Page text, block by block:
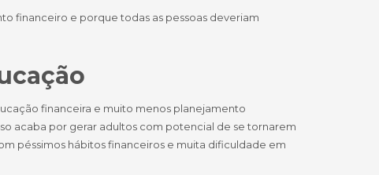
financeiro e porque todas as pessoas deveriam
financeira e muito menos planejamento
acaba por gerar adultos com potencial de se tornarem
péssimos hábitos financeiros e muita dificuldade em